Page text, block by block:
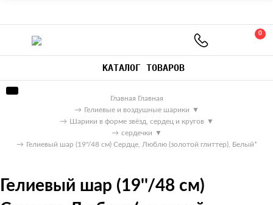
0
КАТАЛОГ ТОВАРОВ
Главная Главная
→ Гелиевые и воздушные шарики ▼
→ Шарики в форме звёзд, сердец и кругов ▼
→ сердечки ▼
→ Гелиевый шар (19''/48 см) Сердце, Люблю (золотой глиттер), Белый*
Гелиевый шар (19''/48 см)